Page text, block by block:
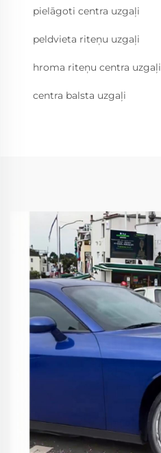
pielāgoti centra uzgaļi
peldvieta riteņu uzgaļi
hroma riteņu centra uzgaļi
centra balsta uzgaļi